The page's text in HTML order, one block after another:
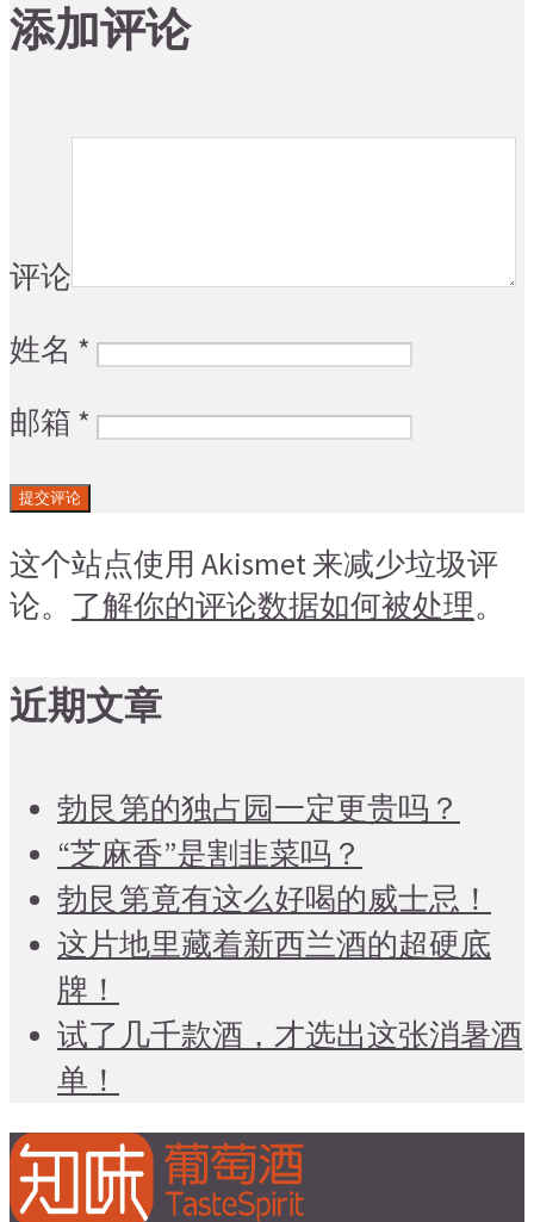
添加评论
评论
姓名 *
邮箱 *
这个站点使用 Akismet 来减少垃圾评
论。 了解你的评论数据如何被处理。
近期文章
勃艮第的独占园一定更贵吗？
“芝麻香”是割韭菜吗？
勃艮第竟有这么好喝的威士忌！
这片地里藏着新西兰酒的超硬底
牌！
试了几千款酒，才选出这张消暑酒
单！